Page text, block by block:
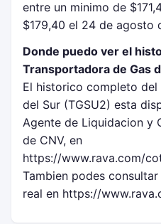
entre un minimo de
$179,40 el 24 de agosto
Donde puedo ver el
Transportadora de Gas
El historico completo
del Sur (TGSU2) esta
Agente de Liquidacion y
de CNV, en
https://www.rava.com/
Tambien podes
real en https://